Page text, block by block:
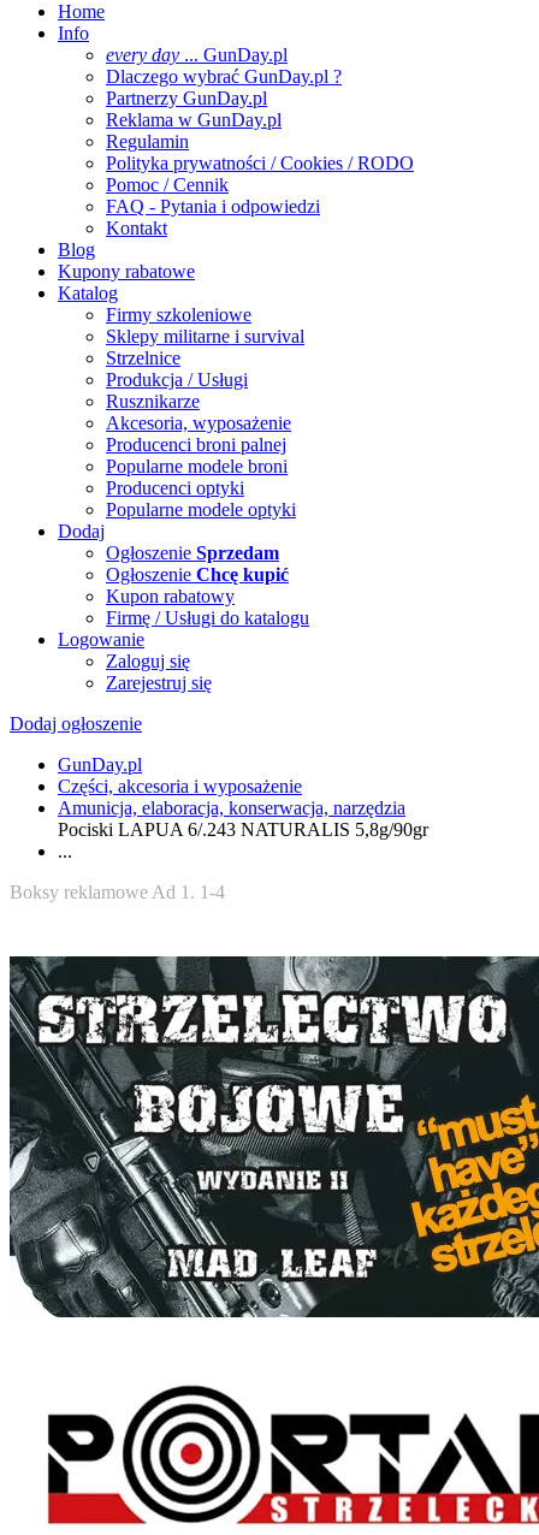
Home
Info
every day ... GunDay.pl
Dlaczego wybrać GunDay.pl ?
Partnerzy GunDay.pl
Reklama w GunDay.pl
Regulamin
Polityka prywatności / Cookies / RODO
Pomoc / Cennik
FAQ - Pytania i odpowiedzi
Kontakt
Blog
Kupony rabatowe
Katalog
Firmy szkoleniowe
Sklepy militarne i survival
Strzelnice
Produkcja / Usługi
Rusznikarze
Akcesoria, wyposażenie
Producenci broni palnej
Popularne modele broni
Producenci optyki
Popularne modele optyki
Dodaj
Ogłoszenie Sprzedam
Ogłoszenie Chcę kupić
Kupon rabatowy
Firmę / Usługi do katalogu
Logowanie
Zaloguj się
Zarejestruj się
Dodaj ogłoszenie
GunDay.pl
Części, akcesoria i wyposażenie
Amunicja, elaboracja, konserwacja, narzędzia
Pociski LAPUA 6/.243 NATURALIS 5,8g/90gr
...
Boksy reklamowe Ad 1. 1-4